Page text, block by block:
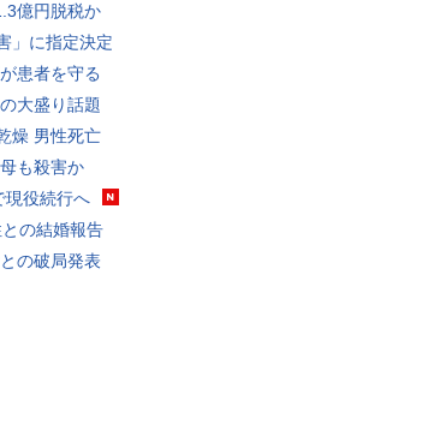
億円脱税か
」に指定決定
患者を守る
大盛り話題
燥 男性死亡
も殺害か
現役続行へ
の結婚報告
の破局発表